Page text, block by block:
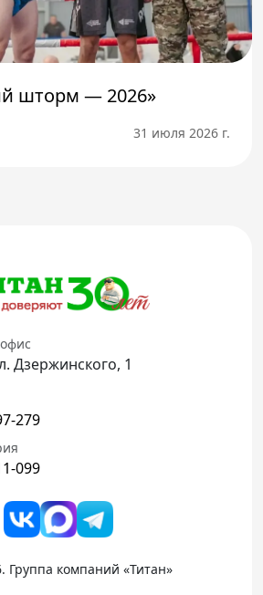
шторм — 2026»
31 июля 2026 г.
Дзержинского, 1
279
099
компаний «Титан»